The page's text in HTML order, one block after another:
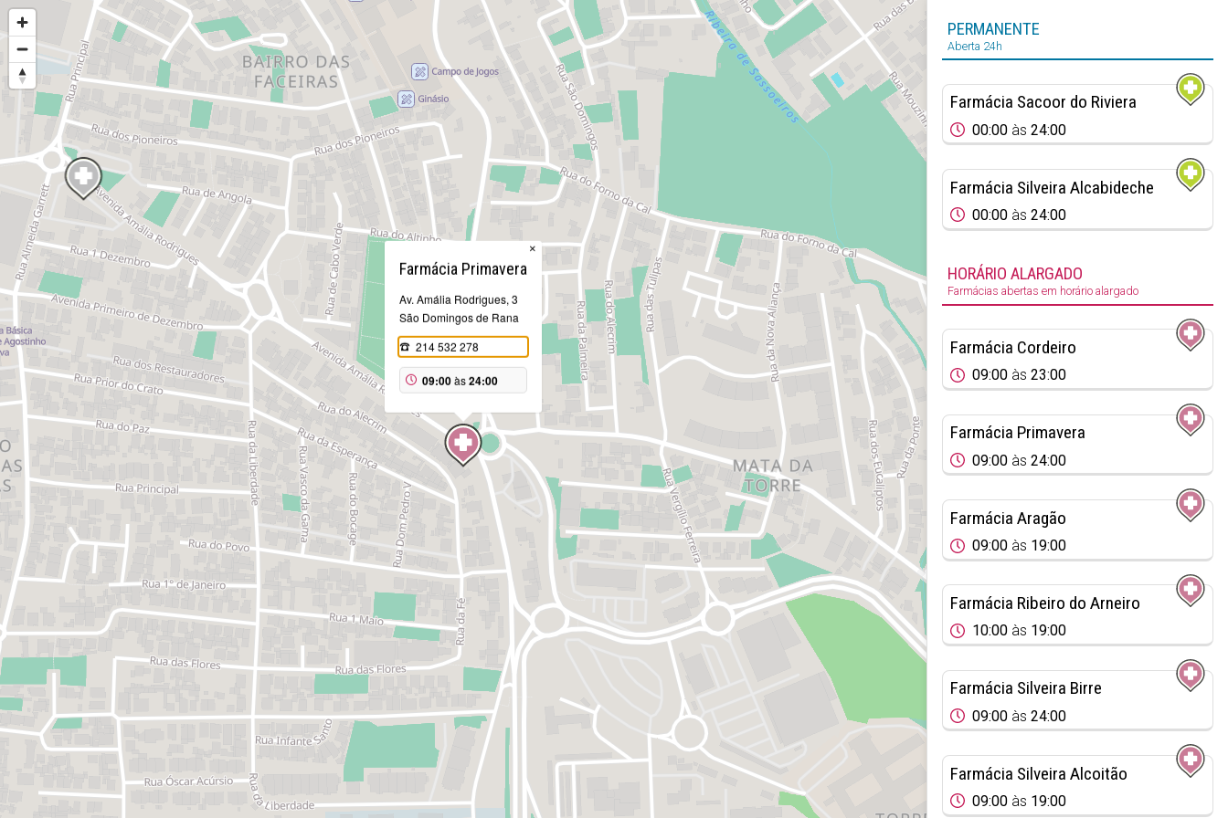
Farmácia Primavera
Av. Amália Rodrigues, 3
São Domingos de Rana
214 532 278
09:00às24:00
×
PERMANENTE
Aberta 24h
Farmácia Sacoor do Riviera
00:00 às 24:00
Farmácia Silveira Alcabideche
00:00 às 24:00
HORÁRIO ALARGADO
Farmácias abertas em horário alargado
Farmácia Cordeiro
09:00 às 23:00
Farmácia Primavera
09:00 às 24:00
Farmácia Aragão
09:00 às 19:00
Farmácia Ribeiro do Arneiro
10:00 às 19:00
Farmácia Silveira Birre
09:00 às 24:00
Farmácia Silveira Alcoitão
09:00 às 19:00